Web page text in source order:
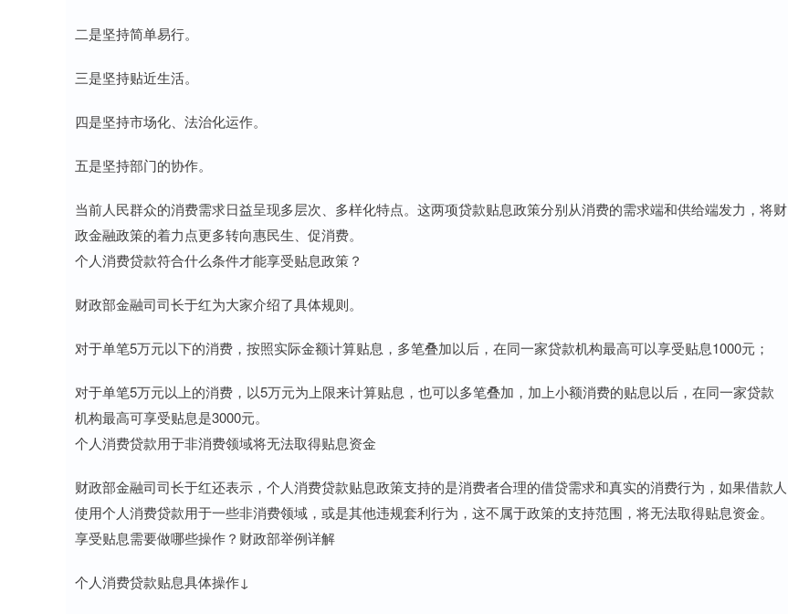
二是坚持简单易行。
三是坚持贴近生活。
四是坚持市场化、法治化运作。
五是坚持部门的协作。
当前人民群众的消费需求日益呈现多层次、多样化特点。这两项贷款贴息政策分别从消费的需求端和供给端发力，将财
政金融政策的着力点更多转向惠民生、促消费。
个人消费贷款符合什么条件才能享受贴息政策？
财政部金融司司长于红为大家介绍了具体规则。
对于单笔5万元以下的消费，按照实际金额计算贴息，多笔叠加以后，在同一家贷款机构最高可以享受贴息1000元；
对于单笔5万元以上的消费，以5万元为上限来计算贴息，也可以多笔叠加，加上小额消费的贴息以后，在同一家贷款
机构最高可享受贴息是3000元。
个人消费贷款用于非消费领域将无法取得贴息资金
财政部金融司司长于红还表示，个人消费贷款贴息政策支持的是消费者合理的借贷需求和真实的消费行为，如果借款人
使用个人消费贷款用于一些非消费领域，或是其他违规套利行为，这不属于政策的支持范围，将无法取得贴息资金。
享受贴息需要做哪些操作？财政部举例详解
个人消费贷款贴息具体操作↓